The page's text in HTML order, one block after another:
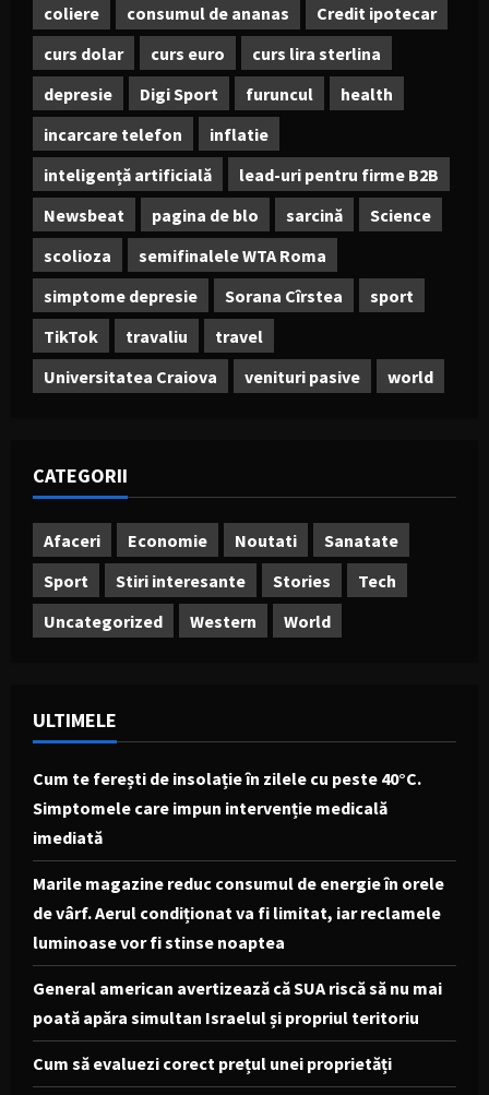
coliere
consumul de ananas
Credit ipotecar
curs dolar
curs euro
curs lira sterlina
depresie
Digi Sport furuncul
health
incarcare telefon
inflatie
inteligență artificială
lead-uri pentru firme B2B
Newsbeat
pagina de blo sarcină
Science
scolioza
semifinalele WTA Roma
simptome depresie
Sorana Cîrstea
sport
TikTok
travaliu
travel
Universitatea Craiova
venituri pasive world
CATEGORII
Afaceri Economie Noutati
Sanatate
Sport
Stiri interesante Stories
Tech
Uncategorized
Western World
ULTIMELE
Cum te ferești de insolație în zilele cu peste 40°C.
Simptomele care impun intervenție medicală
imediată
Marile magazine reduc consumul de energie în orele
de vârf. Aerul condiționat va fi limitat, iar reclamele
luminoase vor fi stinse noaptea
General american avertizează că SUA riscă să nu mai
poată apăra simultan Israelul și propriul teritoriu
Cum să evaluezi corect prețul unei proprietăți